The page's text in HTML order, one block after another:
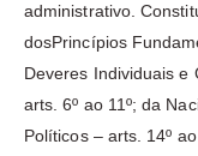
administrativo.
dosPrincípios
Deveres Individuais e
arts. 6º ao 11º; da
Políticos – arts. 14º